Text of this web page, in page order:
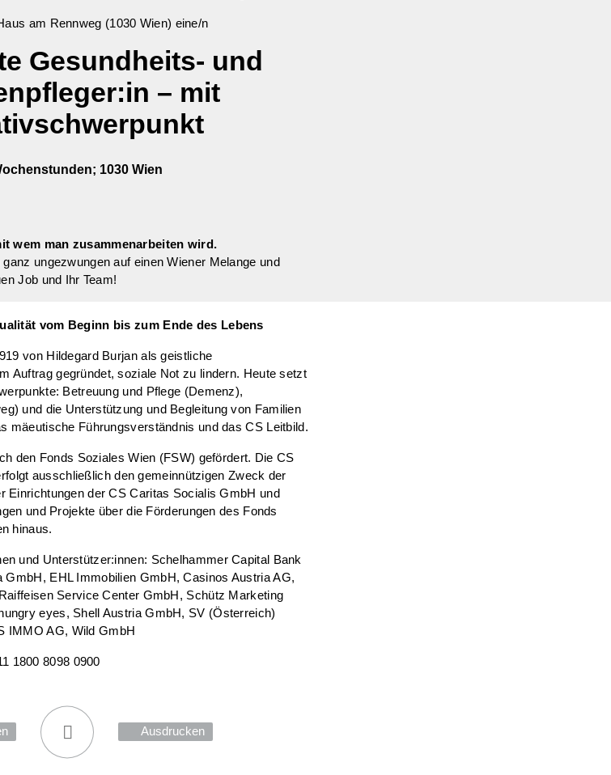
am Rennweg (1030 Wien) eine/n
Gesundheits- und
– mit
1030 Wien
wem man zusammenarbeiten wird.
ungezwungen auf einen Wiener Melange und
Job und Ihr Team!
vom Beginn bis zum Ende des Lebens
von Hildegard Burjan als geistliche
Auftrag gegründet, soziale Not zu lindern. Heute setzt
Betreuung und Pflege (Demenz),
und die Unterstützung und Begleitung von Familien
mäeutische Führungsverständnis und das CS Leitbild.
den Fonds Soziales Wien (FSW) gefördert. Die CS
ausschließlich den gemeinnützigen Zweck der
Einrichtungen der CS Caritas Socialis GmbH und
und Projekte über die Förderungen des Fonds
hinaus.
und Unterstützer:innen: Schelhammer Capital Bank
EHL Immobilien GmbH, Casinos Austria AG,
Service Center GmbH, Schütz Marketing
eyes, Shell Austria GmbH, SV (Österreich)
IMMO AG, Wild GmbH
1800 8098 0900
Ausdrucken